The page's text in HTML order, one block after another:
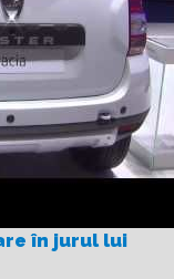
în jurul lui